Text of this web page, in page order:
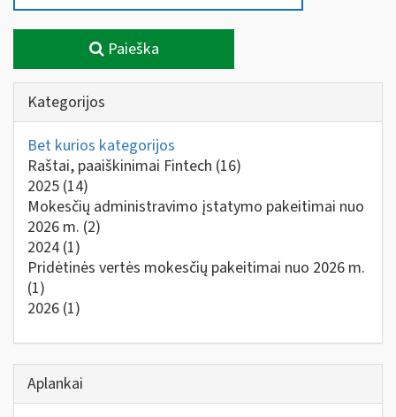
Paieška
Kategorijos
Bet kurios kategorijos
Raštai, paaiškinimai Fintech (16)
2025 (14)
Mokesčių administravimo įstatymo pakeitimai nuo
2026 m. (2)
2024 (1)
Pridėtinės vertės mokesčių pakeitimai nuo 2026 m.
(1)
2026 (1)
Aplankai